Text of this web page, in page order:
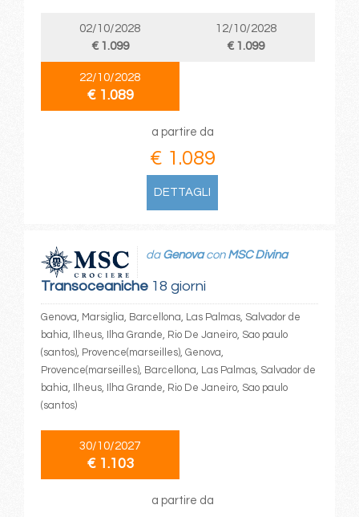
02/10/2028
€ 1.099
12/10/2028
€ 1.099
22/10/2028
€ 1.089
a partire da
€ 1.089
DETTAGLI
Transoceaniche18 giorni
da Genovacon MSC Divina
Genova, Marsiglia, Barcellona, Las Palmas, Salvador de
bahia, Ilheus, Ilha Grande, Rio De Janeiro, Sao paulo
(santos), Provence(marseilles), Genova,
Provence(marseilles), Barcellona, Las Palmas, Salvador de
bahia, Ilheus, Ilha Grande, Rio De Janeiro, Sao paulo
(santos)
30/10/2027
€ 1.103
a partire da